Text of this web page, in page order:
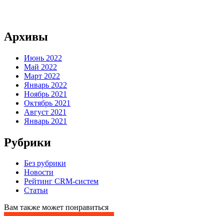
Архивы
Июнь 2022
Май 2022
Март 2022
Январь 2022
Ноябрь 2021
Октябрь 2021
Август 2021
Январь 2021
Рубрики
Без рубрики
Новости
Рейтинг CRM-систем
Статьи
Вам также может понравиться